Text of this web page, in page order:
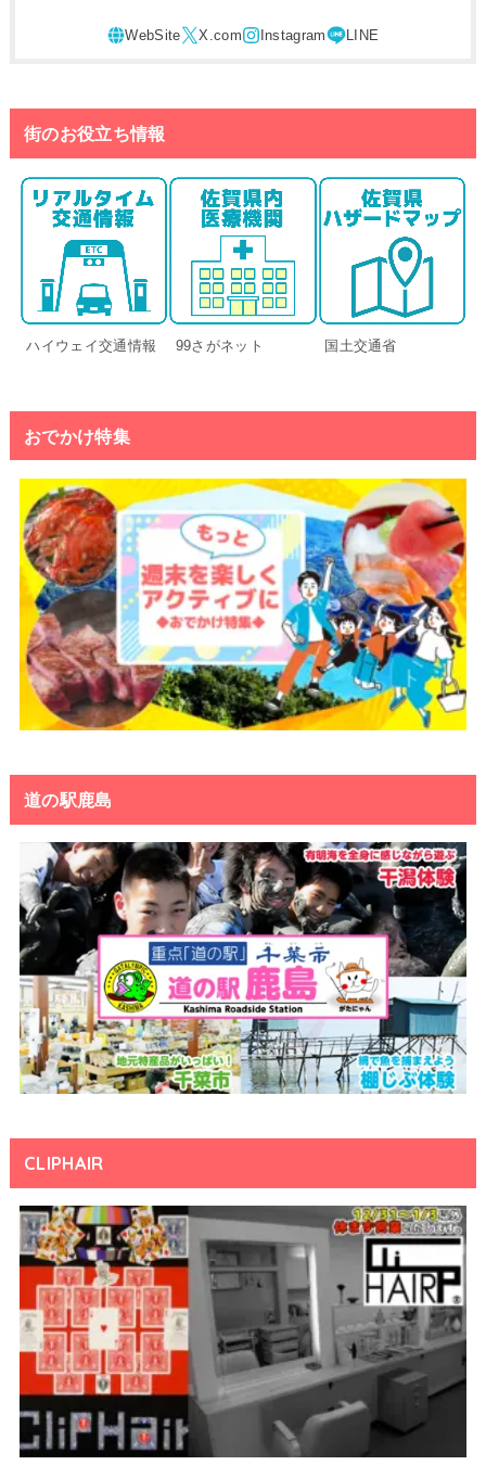
街のお役立ち情報
ハイウェイ交通情報 99さがネット 国土交通省
おでかけ特集
道の駅鹿島
CLIPHAIR